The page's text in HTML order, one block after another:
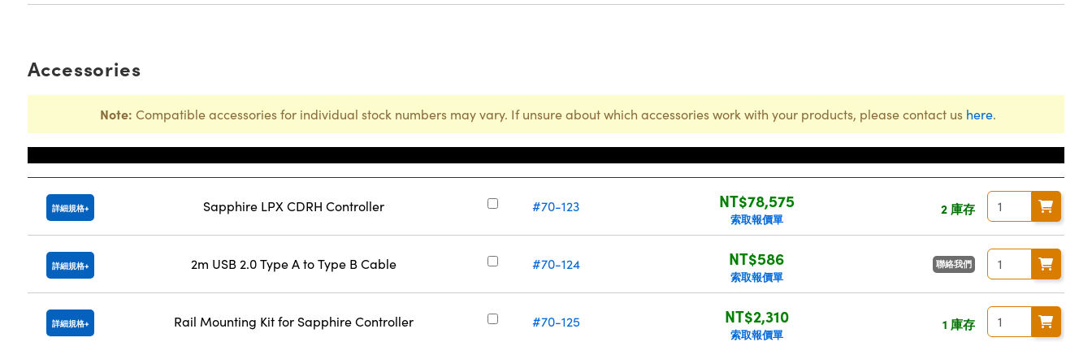
Accessories
Note: Compatible accessories for individual stock numbers may vary. If unsure about which accessories work with your products, please contact us here.
詳細規格 Sapphire LPX CDRH Controller #70-123 NT$78,575
索取報價單
2 庫存
詳細規格 2m USB 2.0 Type A to Type B Cable #70-124 NT$586
索取報價單
聯絡我們
詳細規格 Rail Mounting Kit for Sapphire Controller #70-125 NT$2,310
索取報價單
1 庫存